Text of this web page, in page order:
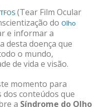
TFOS (Tear Film Ocular
do Olho
e informar a
desta doença que
o mundo,
de vida e visão.
momento para
conteúdos que
a Síndrome do Olho